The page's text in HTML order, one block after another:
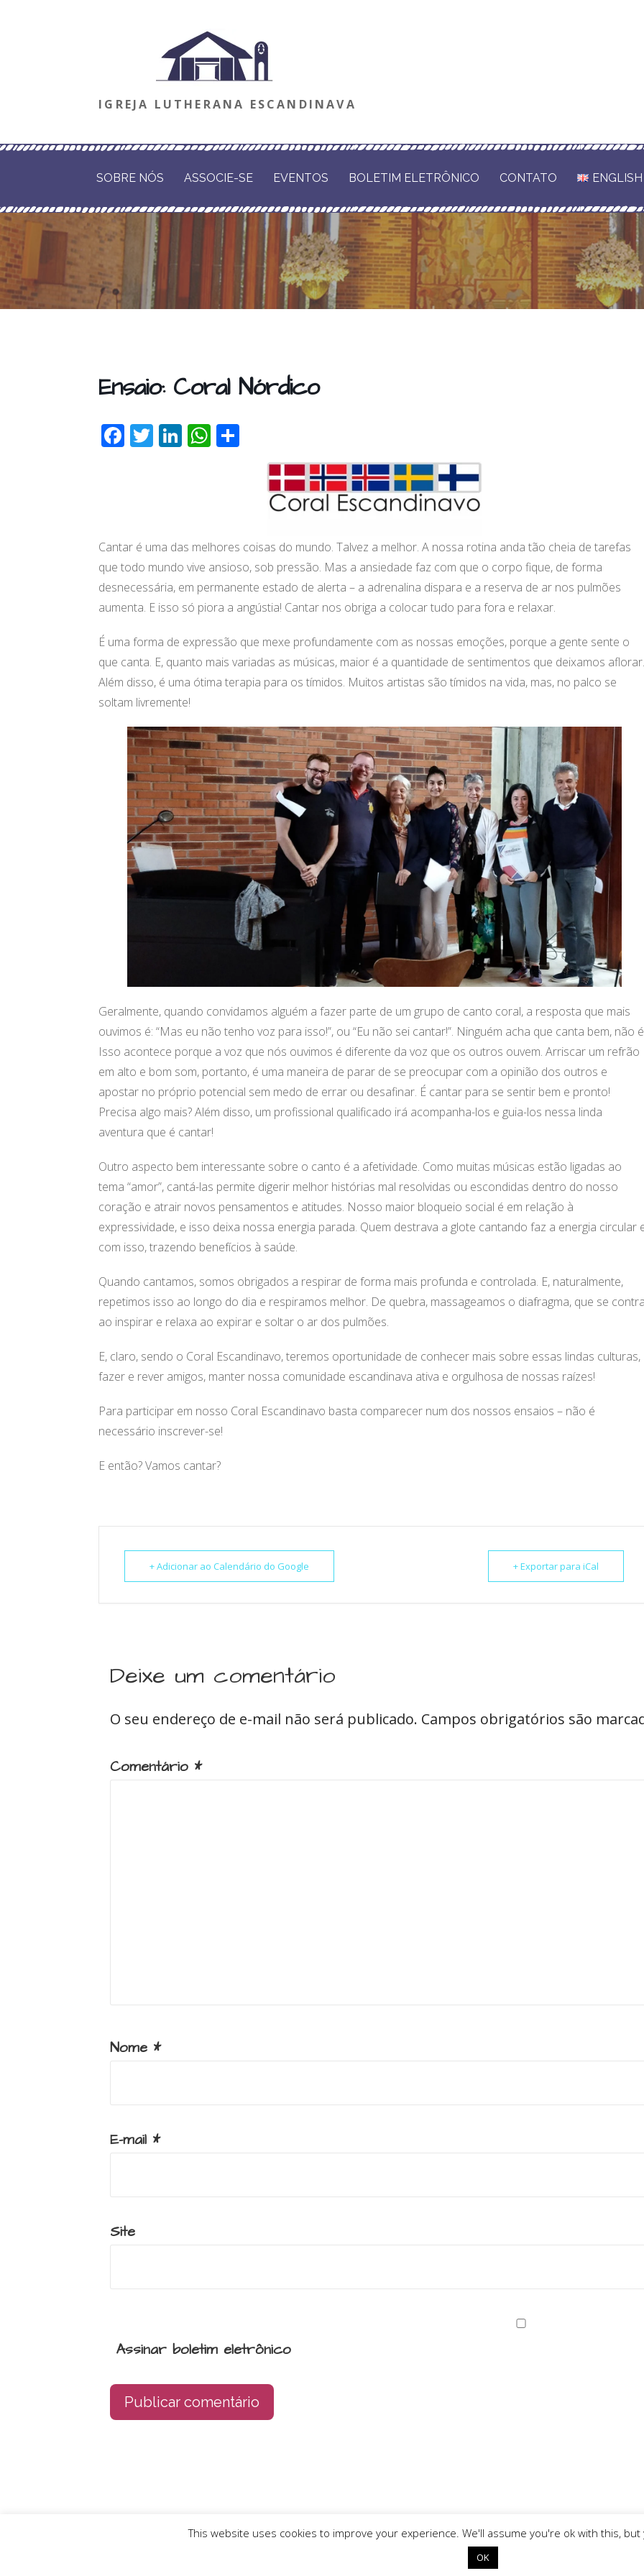
IGREJA LUTHERANA ESCANDINAVA
SOBRE NÓS ASSOCIE-SE EVENTOS BOLETIM ELETRÔNICO CONTATO ENGLISH
Ensaio: Coral Nórdico
F
o
k
T Li
n
W
p
p
Cantar é uma das melhores coisas do mundo. Talvez a melhor. A nossa rotina anda tão cheia de tarefas
que todo mundo vive ansioso, sob pressão. Mas a ansiedade faz com que o corpo fique, de forma
desnecessária, em permanente estado de alerta – a adrenalina dispara e a reserva de ar nos pulmões
aumenta. E isso só piora a angústia! Cantar nos obriga a colocar tudo para fora e relaxar.
É uma forma de expressão que mexe profundamente com as nossas emoções, porque a gente sente o
que canta. E, quanto mais variadas as músicas, maior é a quantidade de sentimentos que deixamos aflorar.
Além disso, é uma ótima terapia para os tímidos. Muitos artistas são tímidos na vida, mas, no palco se
soltam livremente!
Geralmente, quando convidamos alguém a fazer parte de um grupo de canto coral, a resposta que mais
ouvimos é: “Mas eu não tenho voz para isso!”, ou “Eu não sei cantar!”. Ninguém acha que canta bem, não
Isso acontece porque a voz que nós ouvimos é diferente da voz que os outros ouvem. Arriscar um refrão
em alto e bom som, portanto, é uma maneira de parar de se preocupar com a opinião dos outros e
apostar no próprio potencial sem medo de errar ou desafinar. É cantar para se sentir bem e pronto!
Precisa algo mais? Além disso, um profissional qualificado irá acompanha-los e guia-los nessa linda
aventura que é cantar!
Outro aspecto bem interessante sobre o canto é a afetividade. Como muitas músicas estão ligadas ao
tema “amor”, cantá-las permite digerir melhor histórias mal resolvidas ou escondidas dentro do nosso
coração e atrair novos pensamentos e atitudes. Nosso maior bloqueio social é em relação à
expressividade, e isso deixa nossa energia parada. Quem destrava a glote cantando faz a energia circular
com isso, trazendo benefícios à saúde.
Quando cantamos, somos obrigados a respirar de forma mais profunda e controlada. E, naturalmente,
repetimos isso ao longo do dia e respiramos melhor. De quebra, massageamos o diafragma, que se
ao inspirar e relaxa ao expirar e soltar o ar dos pulmões.
E, claro, sendo o Coral Escandinavo, teremos oportunidade de conhecer mais sobre essas lindas culturas,
fazer e rever amigos, manter nossa comunidade escandinava ativa e orgulhosa de nossas raízes!
Para participar em nosso Coral Escandinavo basta comparecer num dos nossos ensaios – não é
necessário inscrever-se!
E então? Vamos cantar?
+ Adicionar ao Calendário do Google + Exportar para iCal
Deixe um comentário
O seu endereço de e-mail não será publicado. Campos obrigatórios são
Comentário *
Nome *
E-mail *
Site
Assinar boletim eletrônico
Copyright © 2026
This website uses cookies to improve your experience. We'll assume you're ok with this,
OK